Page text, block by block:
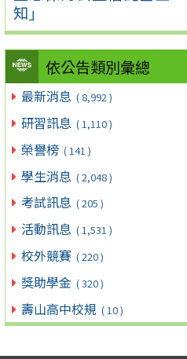
知」
依公告類別彙總
最新消息 ( 8,992 )
研習訊息 ( 1,110 )
榮譽榜 ( 141 )
學生消息 ( 2,048 )
考試訊息 ( 205 )
活動訊息 ( 1,531 )
校外競賽 ( 220 )
獎助學金 ( 320 )
壽山高中校規 ( 10 )